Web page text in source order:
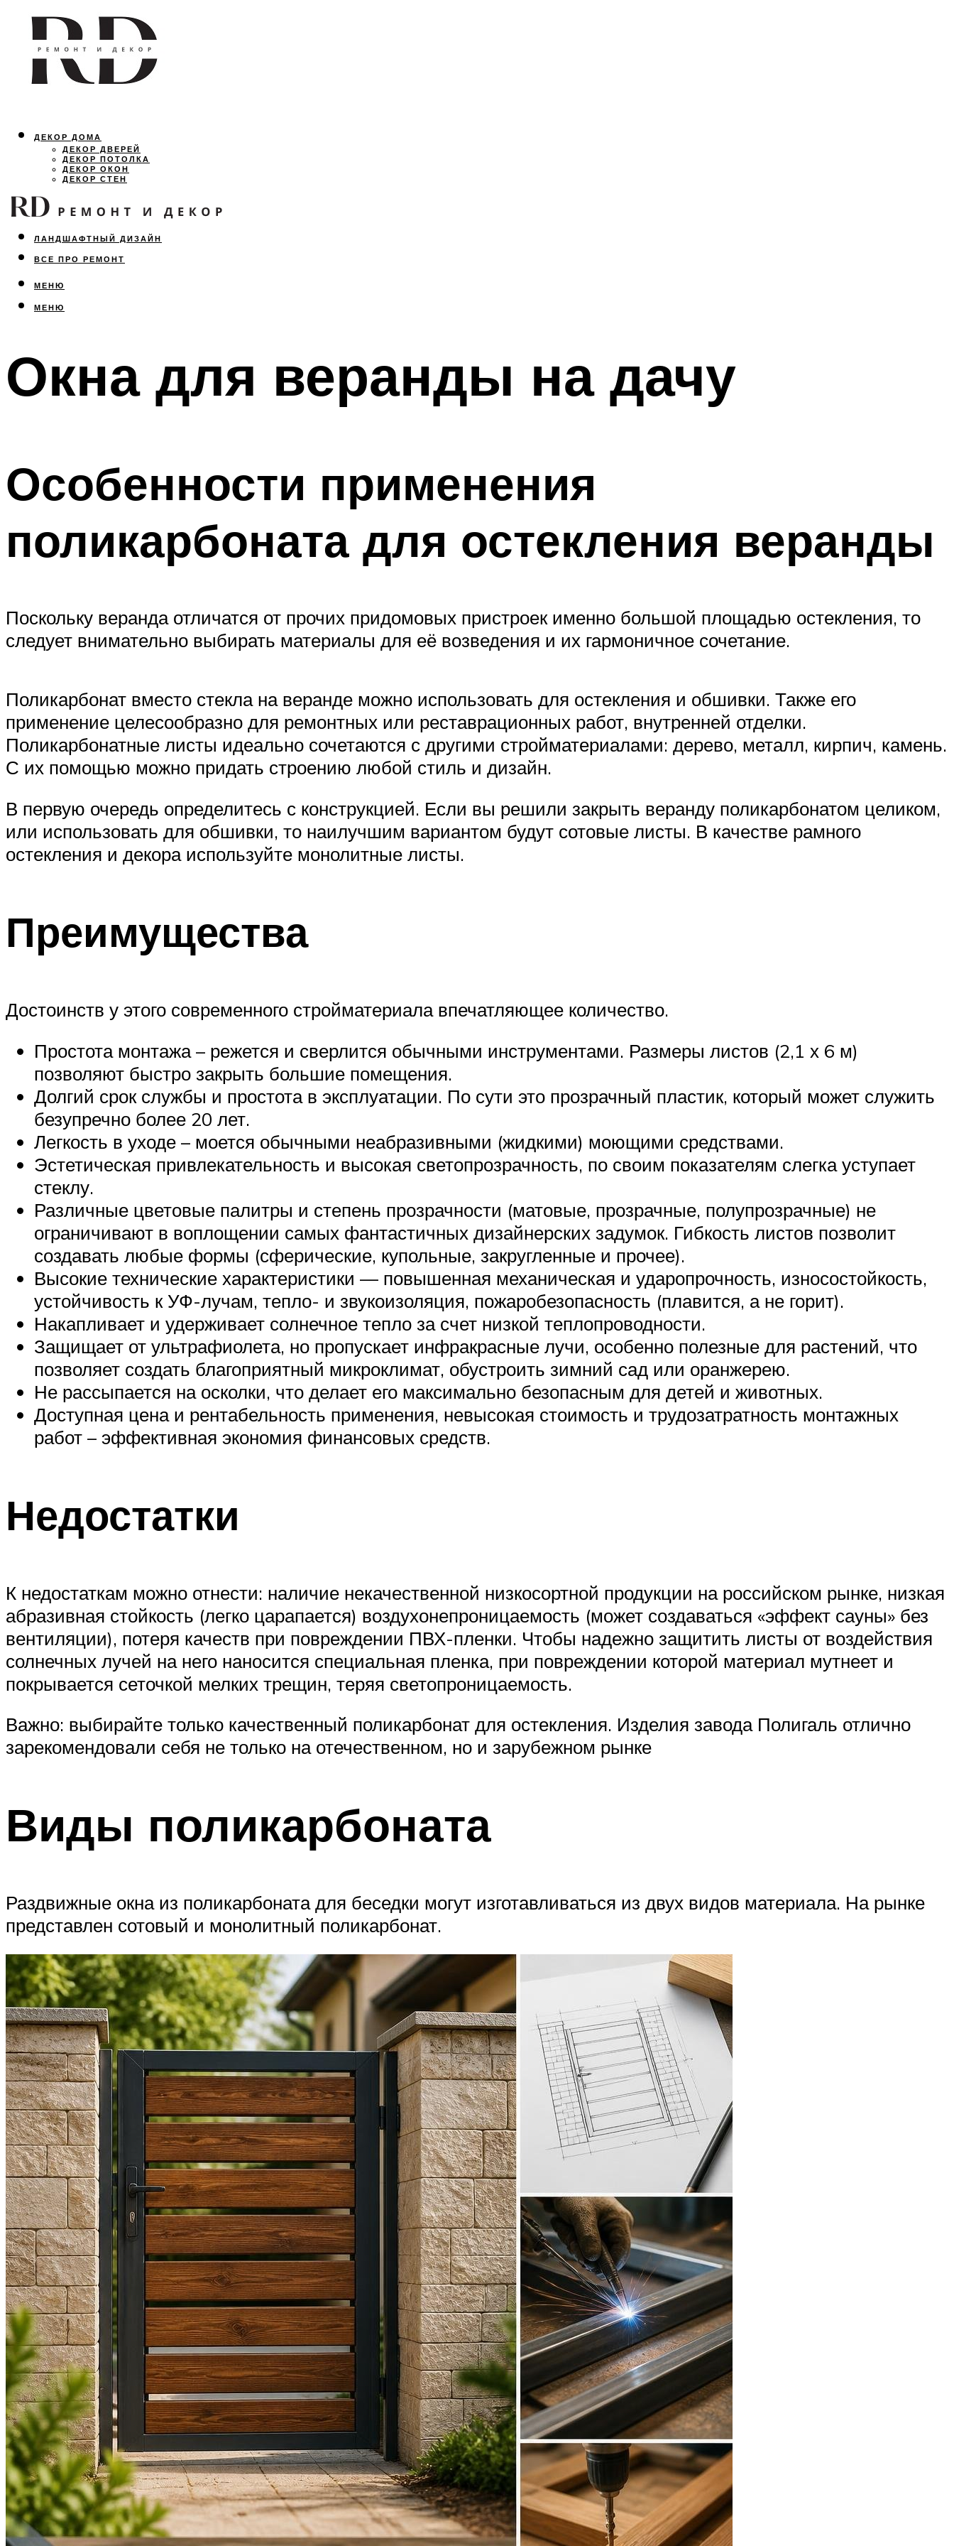
ДЕКОР ДОМА
ДЕКОР ДВЕРЕЙ
ДЕКОР ПОТОЛКА
ДЕКОР ОКОН
ДЕКОР СТЕН
ОСВЕЩЕНИЕ
ДИЗАЙН ИНТЕРЬЕРА
ЛАНДШАФТНЫЙ ДИЗАЙН
ВСЕ ПРО РЕМОНТ
МЕНЮ
МЕНЮ
Окна для веранды на дачу
Особенности применения
поликарбоната для остекления веранды
Поскольку веранда отличатся от прочих придомовых пристроек именно большой площадью остекления, то
следует внимательно выбирать материалы для её возведения и их гармоничное сочетание.
Поликарбонат вместо стекла на веранде можно использовать для остекления и обшивки. Также его
применение целесообразно для ремонтных или реставрационных работ, внутренней отделки.
Поликарбонатные листы идеально сочетаются с другими стройматериалами: дерево, металл, кирпич, камень.
С их помощью можно придать строению любой стиль и дизайн.
В первую очередь определитесь с конструкцией. Если вы решили закрыть веранду поликарбонатом целиком,
или использовать для обшивки, то наилучшим вариантом будут сотовые листы. В качестве рамного
остекления и декора используйте монолитные листы.
Преимущества
Достоинств у этого современного стройматериала впечатляющее количество.
Простота монтажа – режется и сверлится обычными инструментами. Размеры листов (2,1 х 6 м)
позволяют быстро закрыть большие помещения.
Долгий срок службы и простота в эксплуатации. По сути это прозрачный пластик, который может служить
безупречно более 20 лет.
Легкость в уходе – моется обычными неабразивными (жидкими) моющими средствами.
Эстетическая привлекательность и высокая светопрозрачность, по своим показателям слегка уступает
стеклу.
Различные цветовые палитры и степень прозрачности (матовые, прозрачные, полупрозрачные) не
ограничивают в воплощении самых фантастичных дизайнерских задумок. Гибкость листов позволит
создавать любые формы (сферические, купольные, закругленные и прочее).
Высокие технические характеристики — повышенная механическая и ударопрочность, износостойкость,
устойчивость к УФ-лучам, тепло- и звукоизоляция, пожаробезопасность (плавится, а не горит).
Накапливает и удерживает солнечное тепло за счет низкой теплопроводности.
Защищает от ультрафиолета, но пропускает инфракрасные лучи, особенно полезные для растений, что
позволяет создать благоприятный микроклимат, обустроить зимний сад или оранжерею.
Не рассыпается на осколки, что делает его максимально безопасным для детей и животных.
Доступная цена и рентабельность применения, невысокая стоимость и трудозатратность монтажных
работ – эффективная экономия финансовых средств.
Недостатки
К недостаткам можно отнести: наличие некачественной низкосортной продукции на российском рынке, низкая
абразивная стойкость (легко царапается) воздухонепроницаемость (может создаваться «эффект сауны» без
вентиляции), потеря качеств при повреждении ПВХ-пленки. Чтобы надежно защитить листы от воздействия
солнечных лучей на него наносится специальная пленка, при повреждении которой материал мутнеет и
покрывается сеточкой мелких трещин, теряя светопроницаемость.
Важно: выбирайте только качественный поликарбонат для остекления. Изделия завода Полигаль отлично
зарекомендовали себя не только на отечественном, но и зарубежном рынке
Виды поликарбоната
Раздвижные окна из поликарбоната для беседки могут изготавливаться из двух видов материала. На рынке
представлен сотовый и монолитный поликарбонат.